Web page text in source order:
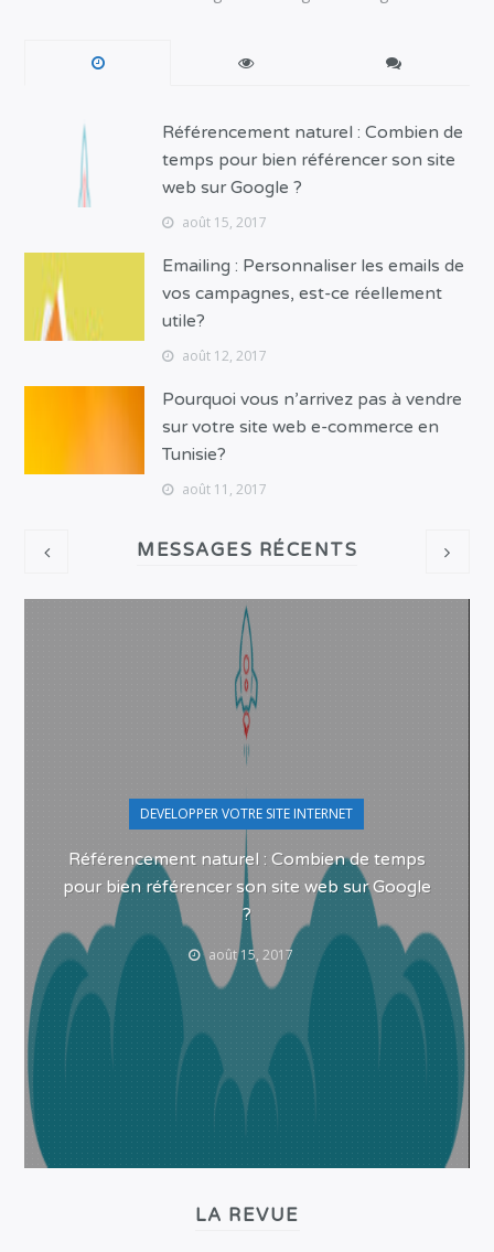
Référencement naturel : Combien de
temps pour bien référencer son site
web sur Google ?
août 15, 2017
Emailing : Personnaliser les emails de
vos campagnes, est-ce réellement
utile?
août 12, 2017
Pourquoi vous n’arrivez pas à vendre
sur votre site web e-commerce en
Tunisie?
août 11, 2017
MESSAGES RÉCENTS
DEVELOPPER VOTRE SITE INTERNET
Référencement naturel : Combien de temps
pour bien référencer son site web sur Google
?
août 15, 2017
LA REVUE